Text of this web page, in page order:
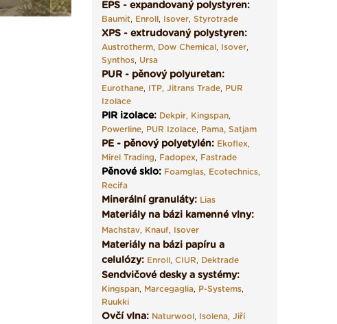
EPS - expandovaný polystyren:
Baumit, Enroll, Isover, Styrotrade
XPS - extrudovaný polystyren:
Austrotherm, Dow Chemical, Isover,
Synthos, Ursa
PUR - pěnový polyuretan:
Eurothane, ITP, Jitrans Trade, PUR
Izolace
PIR izolace: Dekpir, Kingspan,
Powerline, PUR Izolace, Pama, Satjam
PE - pěnový polyetylén: Ekoflex,
Mirel Trading, Fadopex, Fastrade
Pěnové sklo: Foamglas, Ecotechnics,
Recifa
Minerální granuláty: Lias
Materiály na bázi kamenné vlny:
Machstav, Knauf, Isover
Materiály na bázi papíru a
celulózy: Enroll, CIUR, Dektrade
Sendvičové desky a systémy:
Kingspan, Marcegaglia, P-Systems,
Ruukki
Ovčí vlna: Naturwool, Isolena, Jiří